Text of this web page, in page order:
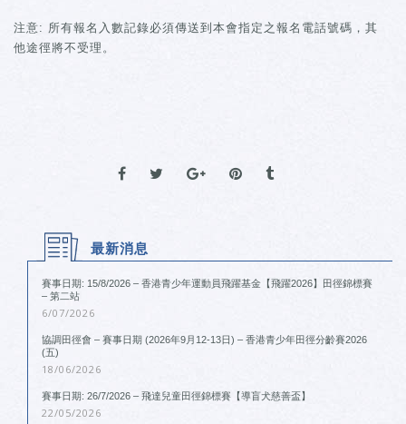
注意: 所有報名入數記錄必須傳送到本會指定之報名電話號碼，其
他途徑將不受理。
最新消息
賽事日期: 15/8/2026 – 香港青少年運動員飛躍基金【飛躍2026】田徑錦標賽
– 第二站
6/07/2026
協調田徑會 – 賽事日期 (2026年9月12-13日) – 香港青少年田徑分齡賽2026
(五)
18/06/2026
賽事日期: 26/7/2026 – 飛達兒童田徑錦標賽【導盲犬慈善盃】
22/05/2026